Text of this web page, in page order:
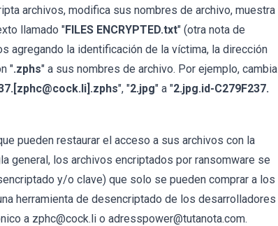
archivos, modifica sus nombres de archivo, muestra
llamado "FILES ENCRYPTED.txt" (otra nota de
agregando la identificación de la víctima, la dirección
".zphs" a sus nombres de archivo. Por ejemplo, cambia
", "2.jpg" a "2.jpg.id-C279F237.
pueden restaurar el acceso a sus archivos con la
general, los archivos encriptados por ransomware se
y/o clave) que solo se pueden comprar a los
herramienta de desencriptado de los desarrolladores
a zphc@cock.li o adresspower@tutanota.com.